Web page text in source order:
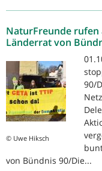
NaturFreunde rufen
Länderrat von
© Uwe Hiksch
90/
von Bündnis 90/Die...